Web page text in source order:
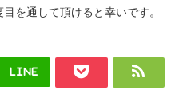
を通して頂けると幸いです。
LINE